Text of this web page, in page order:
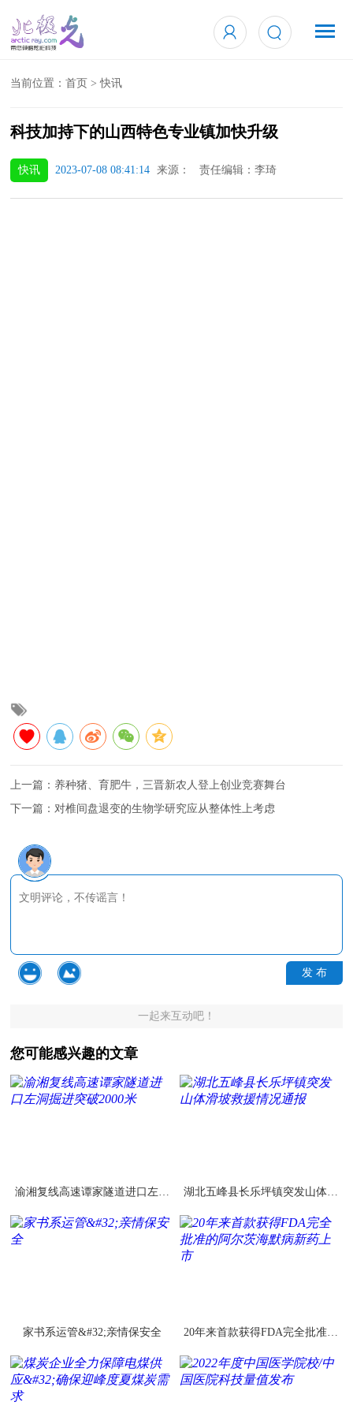
当前位置：首页 >快讯
科技加持下的山西特色专业镇加快升级
快讯 2023-07-08 08:41:14 来源： 责任编辑：李琦
上一篇： 养种猪、育肥牛，三晋新农人登上创业竞赛舞台
下一篇：对椎间盘退变的生物学研究应从整体性上考虑
发 布
一起来互动吧！
您可能感兴趣的文章
渝湘复线高速谭家隧道进口左洞
湖北五峰县长乐坪镇突发山体滑
家书系运管&#32;亲情保安全
20年来首款获得FDA完全批准的